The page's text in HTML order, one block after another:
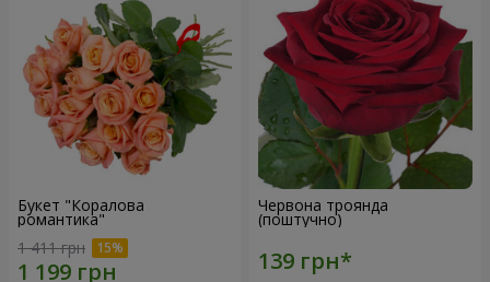
Букет "Коралова
романтика"
1 411 грн
Червона троянда
(поштучно)